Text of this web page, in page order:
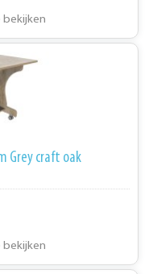
bekijken
Grey craft oak
bekijken